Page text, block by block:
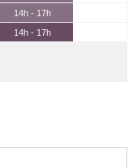
14h - 17h
14h - 17h